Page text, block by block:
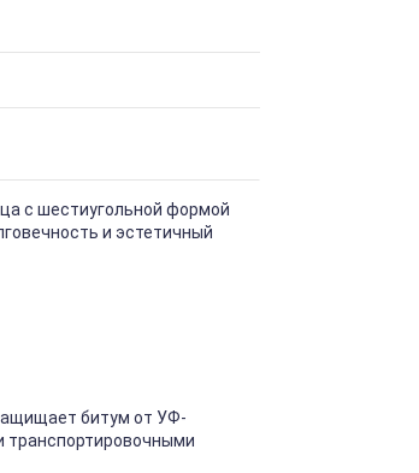
с шестиугольной формой
и эстетичный
битум от УФ-
транспортировочными